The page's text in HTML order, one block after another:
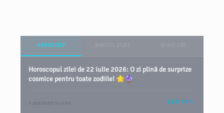
HOROSCOP
Horoscopul zilei de 22 iulie 2026: O zi plină de surprize
cosmice pentru toate zodiile! 🌟🔮
2 săptămâni în urmă VEZI TOT